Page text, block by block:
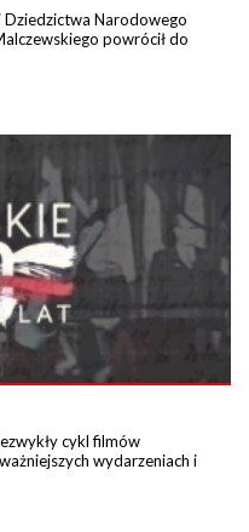
Narodowego
powrócił do
cykl filmów
wydarzeniach i